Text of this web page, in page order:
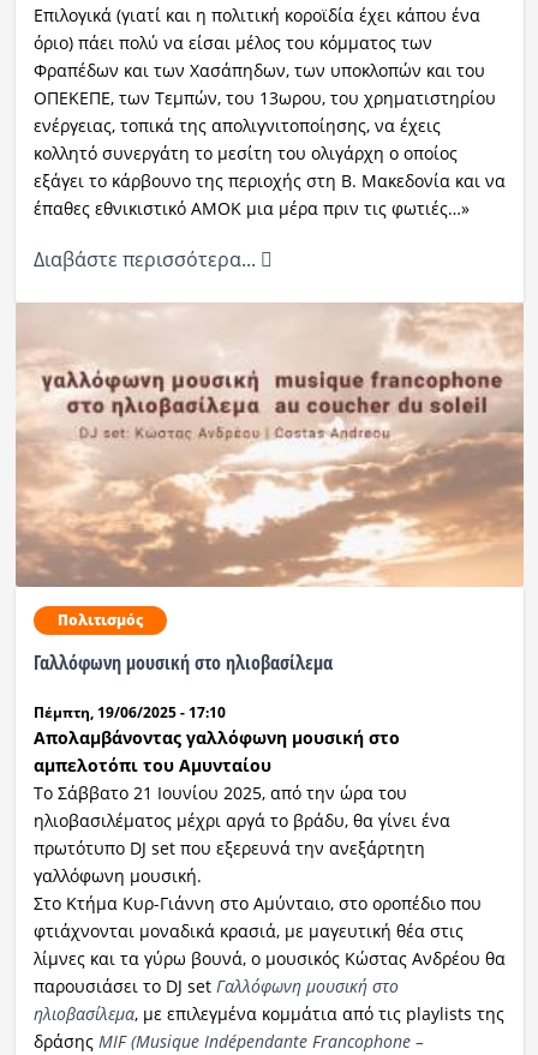
Επιλογικά (γιατί και η πολιτική κοροϊδία έχει κάπου ένα
όριο) πάει πολύ να είσαι μέλος του κόμματος των
Φραπέδων και των Χασάπηδων, των υποκλοπών και του
ΟΠΕΚΕΠΕ, των Τεμπών, του 13ωρου, του χρηματιστηρίου
ενέργειας, τοπικά της απολιγνιτοποίησης, να έχεις
κολλητό συνεργάτη το μεσίτη του ολιγάρχη ο οποίος
εξάγει το κάρβουνο της περιοχής στη Β. Μακεδονία και να
έπαθες εθνικιστικό ΑΜΟΚ μια μέρα πριν τις φωτιές…»
Διαβάστε περισσότερα...
Πολιτισμός
Γαλλόφωνη μουσική στο ηλιοβασίλεμα
Πέμπτη, 19/06/2025 - 17:10
Απολαμβάνοντας γαλλόφωνη μουσική στο
αμπελοτόπι του Αμυνταίου
Το Σάββατο 21 Ιουνίου 2025, από την ώρα του
ηλιοβασιλέματος μέχρι αργά το βράδυ, θα γίνει ένα
πρωτότυπο DJ set που εξερευνά την ανεξάρτητη
γαλλόφωνη μουσική.
Στο Κτήμα Κυρ-Γιάννη στο Αμύνταιο, στο οροπέδιο που
φτιάχνονται μοναδικά κρασιά, με μαγευτική θέα στις
λίμνες και τα γύρω βουνά, ο μουσικός Κώστας Ανδρέου θα
παρουσιάσει το DJ set Γαλλόφωνη μουσική στο
ηλιοβασίλεμα, με επιλεγμένα κομμάτια από τις playlists της
δράσης MIF (Musique Indépendante Francophone –